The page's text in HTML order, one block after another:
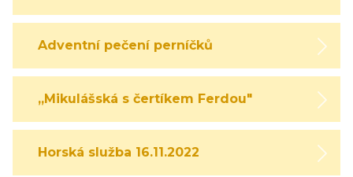
Adventní pečení perníčků
,,Mikulášská s čertíkem Ferdou"
Horská služba 16.11.2022